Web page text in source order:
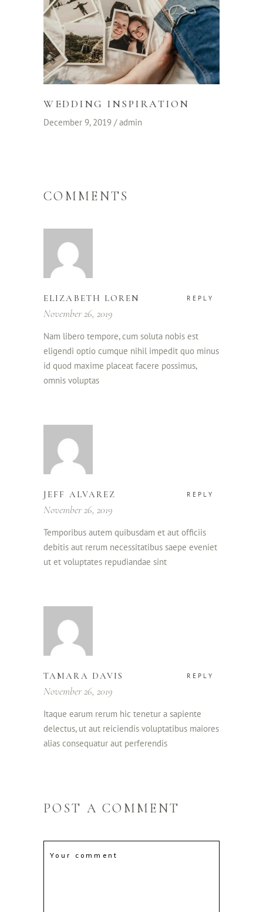
WEDDING INSPIRATION
December 9, 2019 admin
COMMENTS
ELIZABETH LOREN REPLY
November 26, 2019
Nam libero tempore, cum soluta nobis est
eligendi optio cumque nihil impedit quo minus
id quod maxime placeat facere possimus,
omnis voluptas
JEFF ALVAREZ REPLY
November 26, 2019
Temporibus autem quibusdam et aut officiis
debitis aut rerum necessitatibus saepe eveniet
ut et voluptates repudiandae sint
TAMARA DAVIS REPLY
November 26, 2019
Itaque earum rerum hic tenetur a sapiente
delectus, ut aut reiciendis voluptatibus maiores
alias consequatur aut perferendis
POST A COMMENT